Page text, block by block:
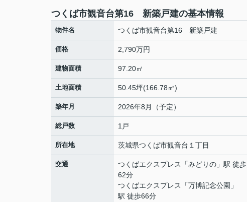
つくば市観音台第16 新築戸建の基本情報
物件名 つくば市観音台第16 新築戸建
価格 2,790万円
建物面積 97.20㎡
土地面積 50.45坪(166.78㎡)
築年月 2026年8月（予定）
総戸数 1戸
所在地 茨城県つくば市観音台 １丁目
交通 つくばエクスプレス 「みどりの 」駅 徒歩
62分
つくばエクスプレス
「万博記念公園 」
駅 徒歩66分